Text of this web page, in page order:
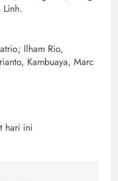
Linh.
Ilham Rio,
Kambuaya, Marc
hari ini